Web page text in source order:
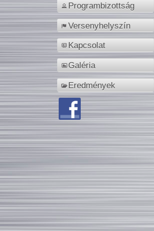
Programbizottság
Versenyhelyszín
Kapcsolat
Galéria
Eredmények